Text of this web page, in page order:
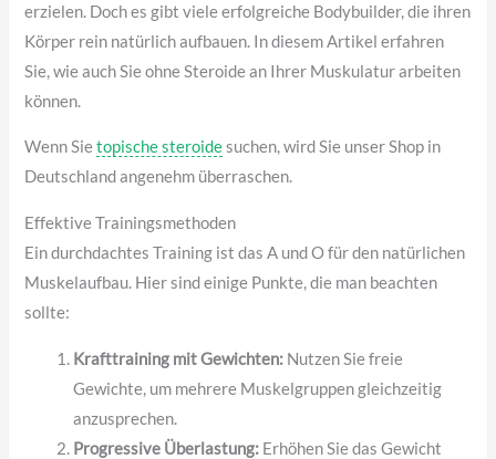
erzielen. Doch es gibt viele erfolgreiche Bodybuilder, die ihren
Körper rein natürlich aufbauen. In diesem Artikel erfahren
Sie, wie auch Sie ohne Steroide an Ihrer Muskulatur arbeiten
können.
Wenn Sietopische steroidesuchen, wird Sie unser Shop in
Deutschland angenehm überraschen.
Effektive Trainingsmethoden
Ein durchdachtes Training ist das A und O für den natürlichen
Muskelaufbau. Hier sind einige Punkte, die man beachten
sollte:
Krafttraining mit Gewichten: Nutzen Sie freie
Gewichte, um mehrere Muskelgruppen gleichzeitig
anzusprechen.
Progressive Überlastung: Erhöhen Sie das Gewicht